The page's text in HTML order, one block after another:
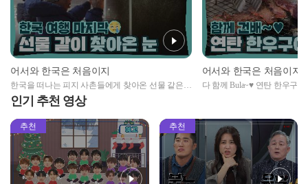
어서와 한국은 처음이지
한국을 떠나는 피지 사촌들에게 찾아온 선물 같은
눈
어서와 한국은 처음이지
다 함께 Bula~♥ 연탄 한우구
인기 추천 영상
추천 추천